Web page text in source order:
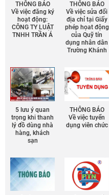
THÔNG BÁO
Về việc đăng ký
hoạt động:
CÔNG TY LUẬT
TNHH TRẦN Á
THÔNG BÁO
Về việc sửa đổi
địa chỉ tại Giấy
phép họat động
của Quỹ tín
dụng nhân dân
Trường Khánh
5 lưu ý quan
trọng khi thanh
lý đồ dùng nhà
hàng, khách
sạn
THÔNG BÁO
Về việc tuyển
dụng viên chức